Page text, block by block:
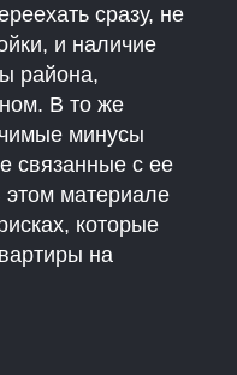
сразу, не
и наличие
района,
В то же
минусы
связанные с ее
материале
которые
на